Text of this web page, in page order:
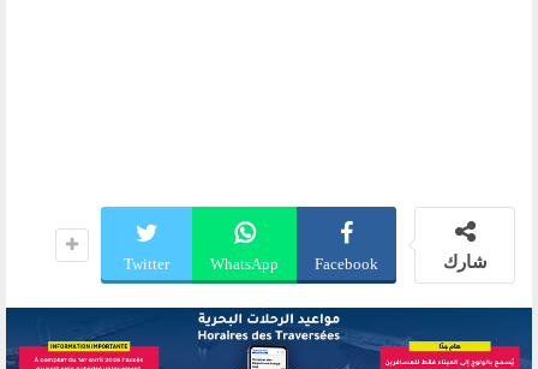
شارك Facebook
WhatsApp
Twitter